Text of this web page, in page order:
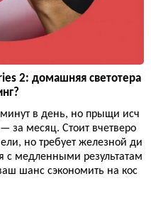
2: домашняя светотера
в день, но прыщи исч
за месяц. Стоит вчетверо
но требует железной ди
с медленными результатам
шанс сэкономить на кос